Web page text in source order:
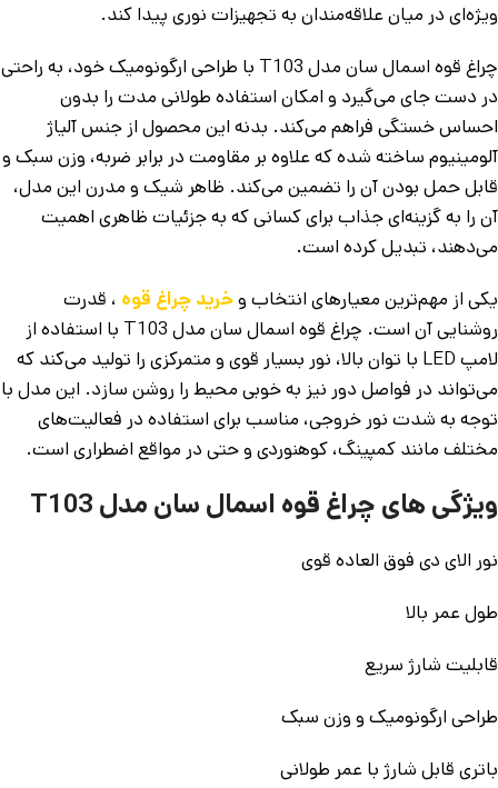
ویژه‌ای در میان علاقه‌مندان به تجهیزات نوری پیدا کند.
چراغ قوه اسمال سان مدل T103 با طراحی ارگونومیک خود، به راحتی
در دست جای می‌گیرد و امکان استفاده طولانی مدت را بدون
احساس خستگی فراهم می‌کند. بدنه این محصول از جنس آلیاژ
آلومینیوم ساخته شده که علاوه بر مقاومت در برابر ضربه، وزن سبک و
قابل حمل بودن آن را تضمین می‌کند. ظاهر شیک و مدرن این مدل،
آن را به گزینه‌ای جذاب برای کسانی که به جزئیات ظاهری اهمیت
می‌دهند، تبدیل کرده است.
یکی از مهم‌ترین معیارهای انتخاب وخرید چراغ قوه ، قدرت
روشنایی آن است. چراغ قوه اسمال سان مدل T103 با استفاده از
لامپ LED با توان بالا، نور بسیار قوی و متمرکزی را تولید می‌کند که
می‌تواند در فواصل دور نیز به خوبی محیط را روشن سازد. این مدل با
توجه به شدت نور خروجی، مناسب برای استفاده در فعالیت‌های
مختلف مانند کمپینگ، کوهنوردی و حتی در مواقع اضطراری است.
ویژگی های چراغ قوه اسمال سان مدل T103
نور الای دی فوق العاده قوی
طول عمر بالا
قابلیت شارژ سریع
طراحی ارگونومیک و وزن سبک
باتری قابل شارژ با عمر طولانی